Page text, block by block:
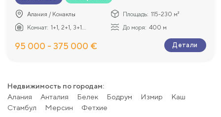
Алания / Конаклы Площадь: 115-230 м²
Комнат: 1+1, 2+1, 3+1... До моря: 400 м
95 000 - 375 000 € Детали
Недвижимость по городам:
Алания
Анталия Белек Бодрум Измир
Каш
Стамбул
Мерсин Фетхие